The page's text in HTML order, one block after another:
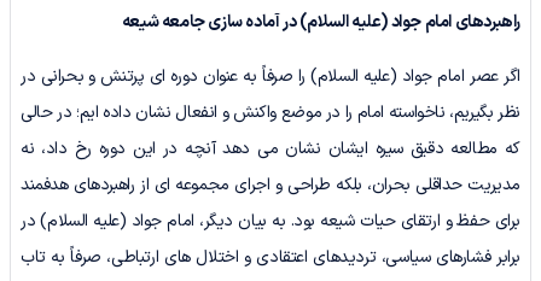
راهبردهای امام جواد (علیه السلام) در آماده سازی جامعه شیعه
اگر عصر امام جواد (علیه السلام) را صرفاً به عنوان دوره ای پرتنش و بحرانی در
نظر بگیریم، ناخواسته امام را در موضع واکنش و انفعال نشان داده ایم؛ در حالی
که مطالعه دقیق سیره ایشان نشان می دهد آنچه در این دوره رخ داد، نه
مدیریت حداقلی بحران، بلکه طراحی و اجرای مجموعه ای از راهبردهای هدفمند
برای حفظ و ارتقای حیات شیعه بود. به بیان دیگر، امام جواد (علیه السلام) در
برابر فشارهای سیاسی، تردیدهای اعتقادی و اختلال های ارتباطی، صرفاً به تاب